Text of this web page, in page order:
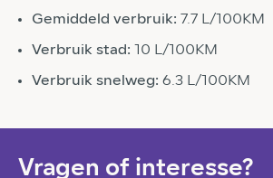
Gemiddeld verbruik: 7.7 L/100KM
Verbruik stad: 10 L/100KM
Verbruik snelweg: 6.3 L/100KM
Vragen of interesse?